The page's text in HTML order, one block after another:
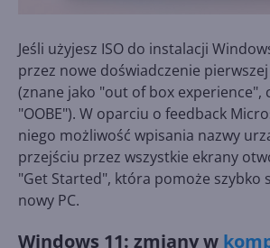
Jeśli użyjesz ISO do instalacji
przez nowe doświadczenie
(znane jako "out of box experience",
"OOBE"). W oparciu o feedback
niego możliwość wpisania nazwy
przejściu przez wszystkie ekrany
"Get Started", która pomoże szybko
nowy PC.
Windows 11: zmiany w